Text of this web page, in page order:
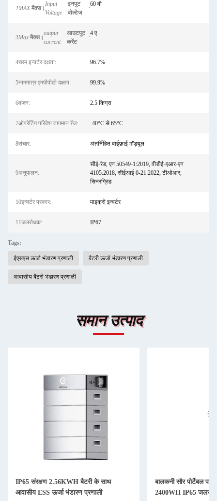
2MAX.मैक्स।
Input
Voltage
इनपुट
वोल्टेज
:
60 वी
3Max.मैक्स।
output
current
आउटपुट
करेंट
:
4 ए
4चरम इन्वर्टर दक्षता: 96.7%
5नाममात्र एमपीपीटी दक्षता: 99.9%
6वजन: 2.5 किग्रा
7ऑपरेटिंग परिवेश तापमान रेंज: -40°C से 65°C
8संचार: अंतर्निहित वाईफ़ाई मॉड्यूल
9अनुपालन:
सीई-रेड, एन 50549-1:2019, वीडीई-एआर-एन
4105:2018, सीईआई 0-21:2022, टीओआर,
सिनरग्रिड
10इन्वर्टर प्रकार: माइक्रो इन्वर्टर
11जलरोधक: IP67
Tags:
ईएसएस ऊर्जा भंडारण प्रणाली बैटरी ऊर्जा भंडारण प्रणाली
आवासीय बैटरी भंडारण प्रणाली
समान उत्पाद
IP65 संरक्षण 2.56KWH बैटरी के साथ
आवासीय ESS ऊर्जा भंडारण प्रणाली
बालकनी सौर पोर्टेबल
2400WH IP65